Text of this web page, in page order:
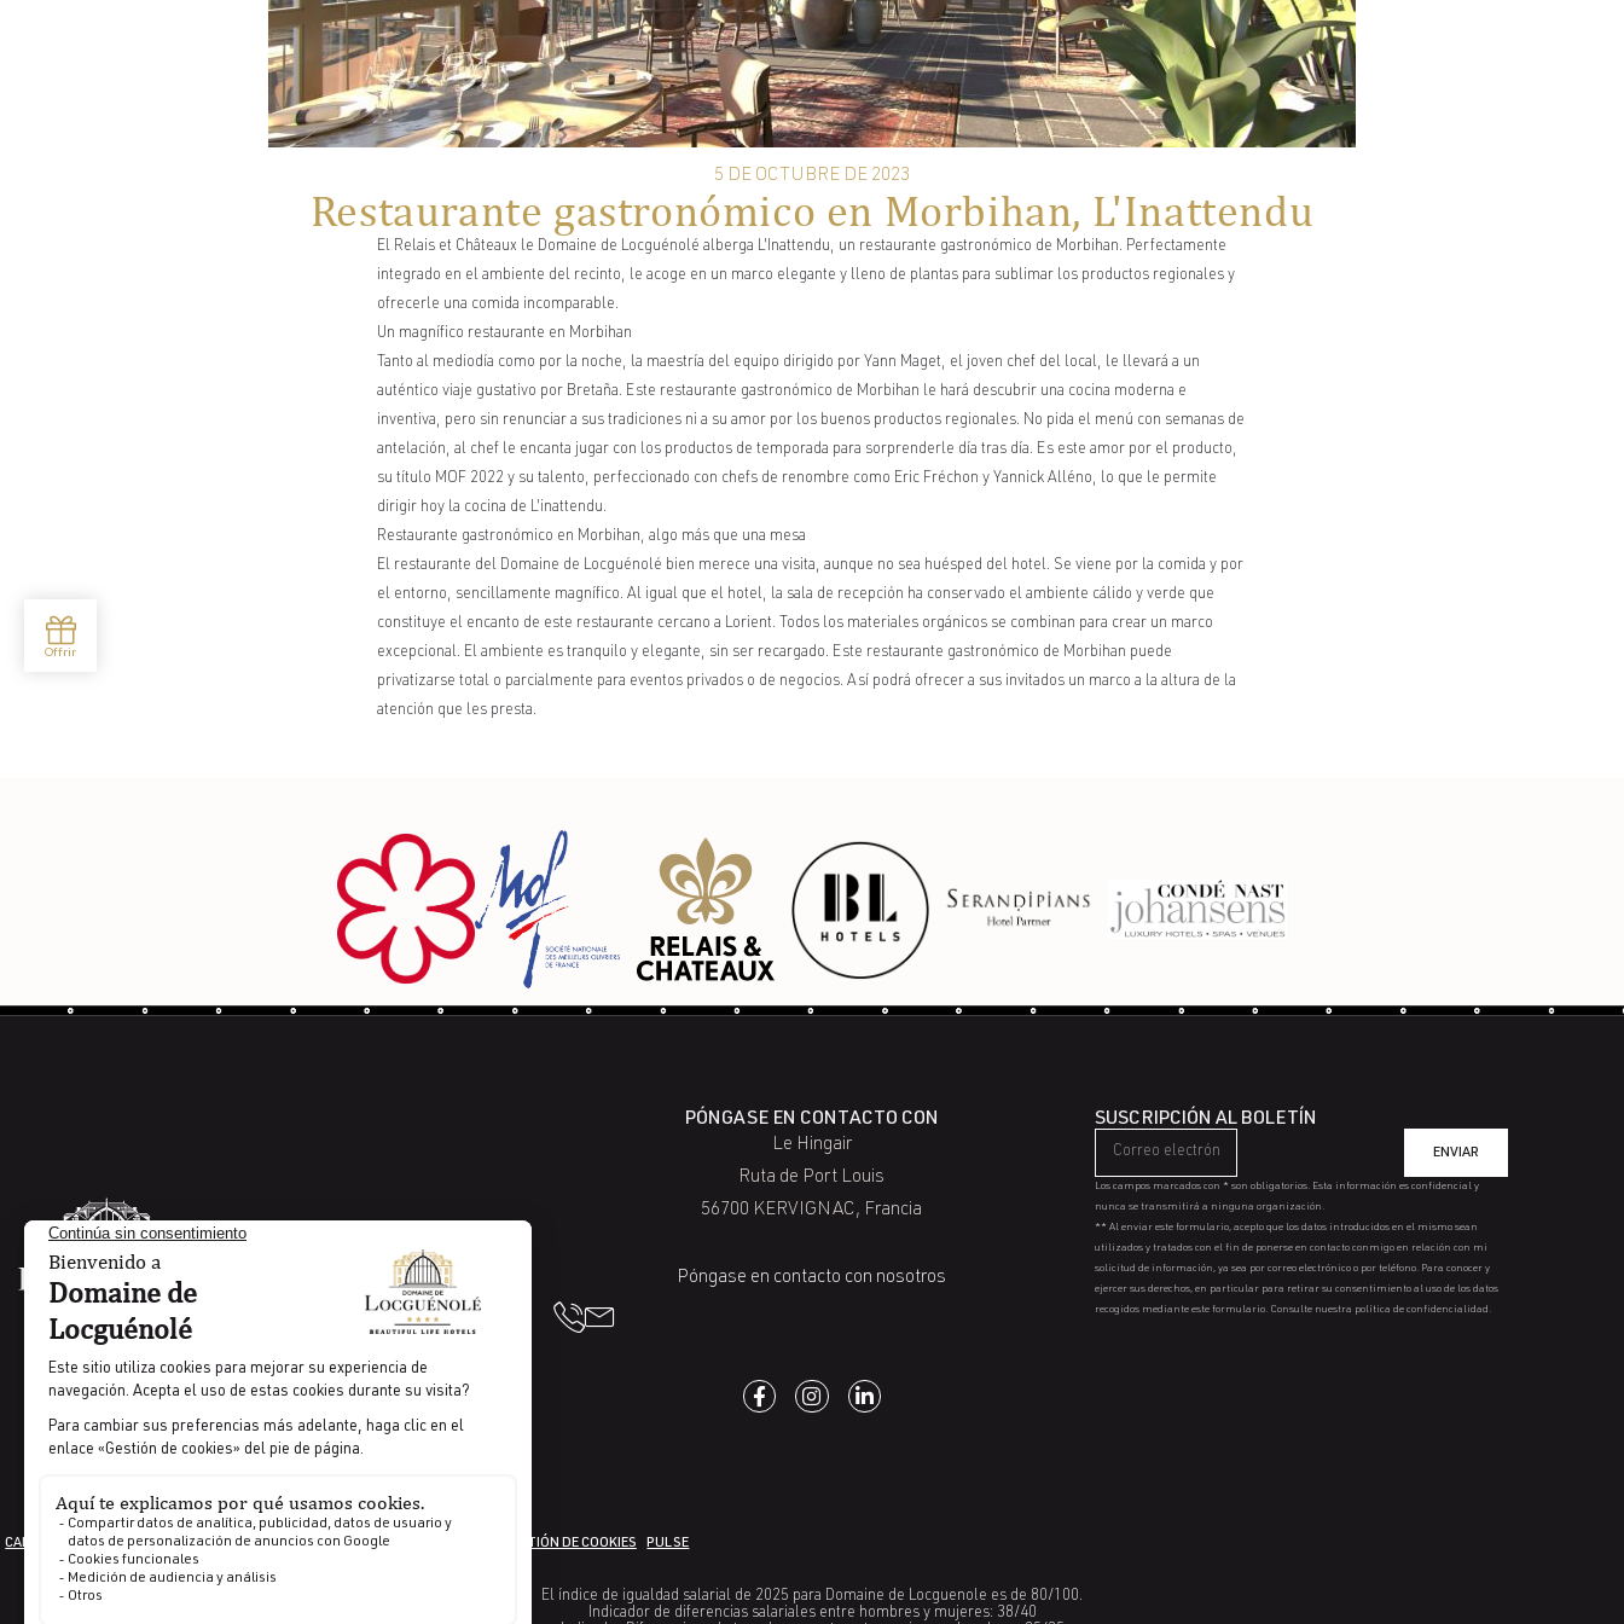
5 DE OCTUBRE DE 2023
Restaurante gastronómico en Morbihan, L'Inattendu
El Relais et Châteaux le Domaine de Locguénolé alberga L'Inattendu, un restaurante gastronómico de Morbihan. Perfectamente
integrado en el ambiente del recinto, le acoge en un marco elegante y lleno de plantas para sublimar los productos regionales y
ofrecerle una comida incomparable.
Un magnífico restaurante en Morbihan
Tanto al mediodía como por la noche, la maestría del equipo dirigido por Yann Maget, el joven chef del local, le llevará a un
auténtico viaje gustativo por Bretaña. Este restaurante gastronómico de Morbihan le hará descubrir una cocina moderna e
inventiva, pero sin renunciar a sus tradiciones ni a su amor por los buenos productos regionales. No pida el menú con semanas de
antelación, al chef le encanta jugar con los productos de temporada para sorprenderle día tras día. Es este amor por el producto,
su título MOF 2022 y su talento, perfeccionado con chefs de renombre como Eric Fréchon y Yannick Alléno, lo que le permite
dirigir hoy la cocina de L'inattendu.
Restaurante gastronómico en Morbihan, algo más que una mesa
El restaurante del Domaine de Locguénolé bien merece una visita, aunque no sea huésped del hotel. Se viene por la comida y por
el entorno, sencillamente magnífico. Al igual que el hotel, la sala de recepción ha conservado el ambiente cálido y verde que
constituye el encanto de este restaurante cercano a Lorient. Todos los materiales orgánicos se combinan para crear un marco
excepcional. El ambiente es tranquilo y elegante, sin ser recargado. Este restaurante gastronómico de Morbihan puede
privatizarse total o parcialmente para eventos privados o de negocios. Así podrá ofrecer a sus invitados un marco a la altura de la
atención que les presta.
PÓNGASE EN CONTACTO CON
Le Hingair
Ruta de Port Louis
56700 KERVIGNAC, Francia
Póngase en contacto con nosotros
SUSCRIPCIÓN AL BOLETÍN
ENVIAR
Los campos marcados con * son obligatorios. Esta información es confidencial y
nunca se transmitirá a ninguna organización.
** Al enviar este formulario, acepto que los datos introducidos en el mismo sean
utilizados y tratados con el fin de ponerse en contacto conmigo en relación con mi
solicitud de información, ya sea por correo electrónico o por teléfono. Para conocer y
ejercer sus derechos, en particular para retirar su consentimiento al uso de los datos
recogidos mediante este formulario. Consulte nuestra política de confidencialidad.
CARRERA PROFESIONAL INFORMACIÓN JURÍDICA CONDICIONES GENERALES GESTIÓN DE COOKIES PULSE
El índice de igualdad salarial de 2025 para Domaine de Locguenole es de 80/100.
Indicador de diferencias salariales entre hombres y mujeres: 38/40